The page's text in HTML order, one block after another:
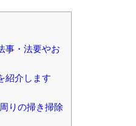
事・法要やお
紹介します
りの掃き掃除